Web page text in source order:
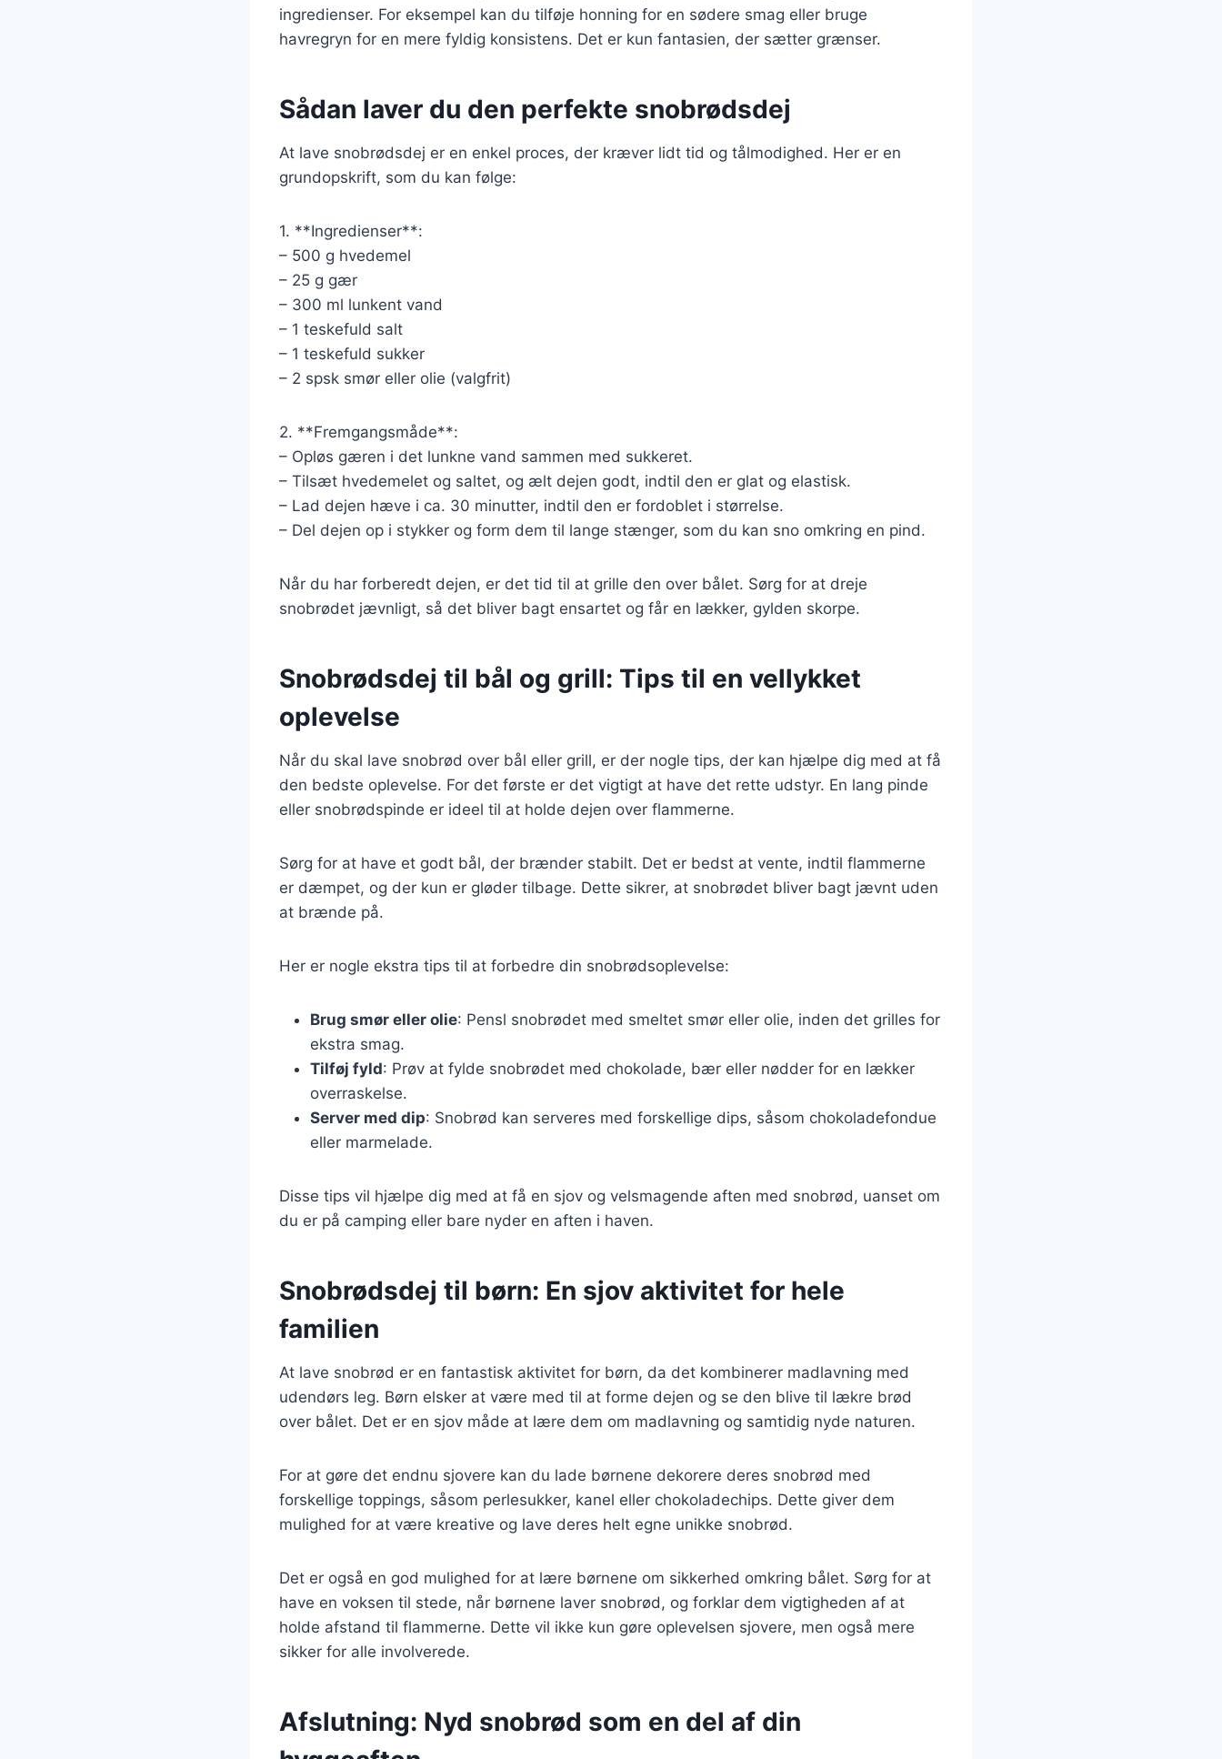
ingredienser. For eksempel kan du tilføje honning for en sødere smag eller bruge
havregryn for en mere fyldig konsistens. Det er kun fantasien, der sætter grænser.
Sådan laver du den perfekte snobrødsdej
At lave snobrødsdej er en enkel proces, der kræver lidt tid og tålmodighed. Her er en
grundopskrift, som du kan følge:
1. **Ingredienser**:
– 500 g hvedemel
– 25 g gær
– 300 ml lunkent vand
– 1 teskefuld salt
– 1 teskefuld sukker
– 2 spsk smør eller olie (valgfrit)
2. **Fremgangsmåde**:
– Opløs gæren i det lunkne vand sammen med sukkeret.
– Tilsæt hvedemelet og saltet, og ælt dejen godt, indtil den er glat og elastisk.
– Lad dejen hæve i ca. 30 minutter, indtil den er fordoblet i størrelse.
– Del dejen op i stykker og form dem til lange stænger, som du kan sno omkring en pind.
Når du har forberedt dejen, er det tid til at grille den over bålet. Sørg for at dreje
snobrødet jævnligt, så det bliver bagt ensartet og får en lækker, gylden skorpe.
Snobrødsdej til bål og grill: Tips til en vellykket
oplevelse
Når du skal lave snobrød over bål eller grill, er der nogle tips, der kan hjælpe dig med at få
den bedste oplevelse. For det første er det vigtigt at have det rette udstyr. En lang pinde
eller snobrødspinde er ideel til at holde dejen over flammerne.
Sørg for at have et godt bål, der brænder stabilt. Det er bedst at vente, indtil flammerne
er dæmpet, og der kun er gløder tilbage. Dette sikrer, at snobrødet bliver bagt jævnt uden
at brænde på.
Her er nogle ekstra tips til at forbedre din snobrødsoplevelse:
Brug smør eller olie: Pensl snobrødet med smeltet smør eller olie, inden det grilles for
ekstra smag.
Tilføj fyld: Prøv at fylde snobrødet med chokolade, bær eller nødder for en lækker
overraskelse.
Server med dip: Snobrød kan serveres med forskellige dips, såsom chokoladefondue
eller marmelade.
Disse tips vil hjælpe dig med at få en sjov og velsmagende aften med snobrød, uanset om
du er på camping eller bare nyder en aften i haven.
Snobrødsdej til børn: En sjov aktivitet for hele
familien
At lave snobrød er en fantastisk aktivitet for børn, da det kombinerer madlavning med
udendørs leg. Børn elsker at være med til at forme dejen og se den blive til lækre brød
over bålet. Det er en sjov måde at lære dem om madlavning og samtidig nyde naturen.
For at gøre det endnu sjovere kan du lade børnene dekorere deres snobrød med
forskellige toppings, såsom perlesukker, kanel eller chokoladechips. Dette giver dem
mulighed for at være kreative og lave deres helt egne unikke snobrød.
Det er også en god mulighed for at lære børnene om sikkerhed omkring bålet. Sørg for at
have en voksen til stede, når børnene laver snobrød, og forklar dem vigtigheden af at
holde afstand til flammerne. Dette vil ikke kun gøre oplevelsen sjovere, men også mere
sikker for alle involverede.
Afslutning: Nyd snobrød som en del af din